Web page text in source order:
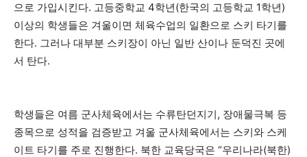
으로 가입시킨다. 고등중학교 4학년(한국의 고등학교 1학년)
이상의 학생들은 겨울이면 체육수업의 일환으로 스키 타기를
한다. 그러나 대부분 스키장이 아닌 일반 산이나 둔덕진 곳에
서 탄다.
학생들은 여름 군사체육에서는 수류탄던지기, 장애물극복 등
종목으로 성적을 검증받고 겨울 군사체육에서는 스키와 스케
이트 타기를 주로 진행한다. 북한 교육당국은 “우리나라(북한)